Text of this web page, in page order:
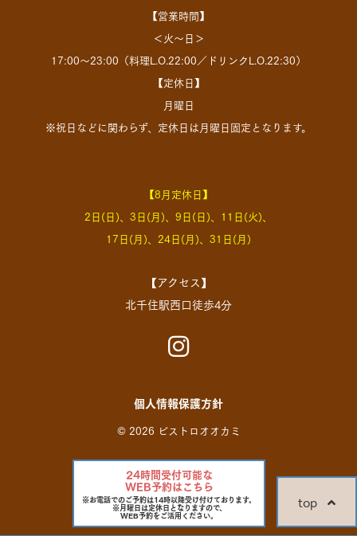
【営業時間】
＜火～日＞
17:00～23:00（料理L.O.22:00／ドリンクL.O.22:30）
【定休日】
月曜日
※祝日などに関わらず、定休日は月曜日固定となります。
【8月定休日】
2日(日)、3日(月)、9日(日)、11日(火)、
17日(月)、24日(月)、31日(月)
【アクセス】
北千住駅西口徒歩4分
個人情報保護方針
© 2026 ビストロオオカミ
24時間受付可能な
WEB予約はこちら
※お電話でのご予約は14時以降受け付けております。
※月曜日は定休日となりますので、
WEB予約をご活用ください。
top